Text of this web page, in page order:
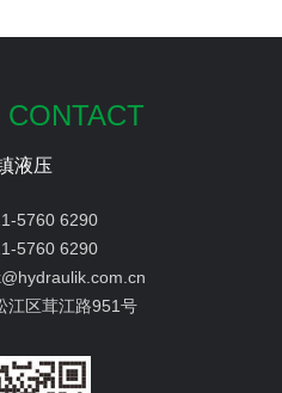
液压
5760 6290
5760 6290
江区茸江路951号